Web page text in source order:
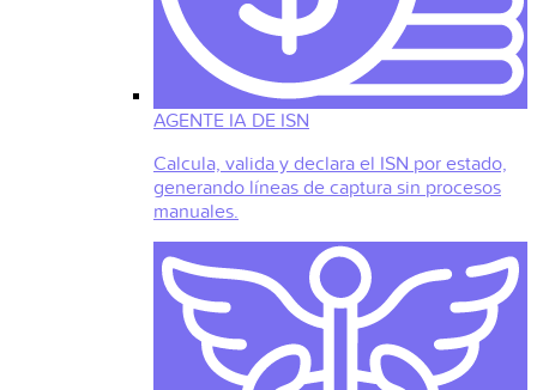
AGENTE IA DE ISN
Calcula, valida y declara el ISN por estado,
generando líneas de captura sin procesos
manuales.